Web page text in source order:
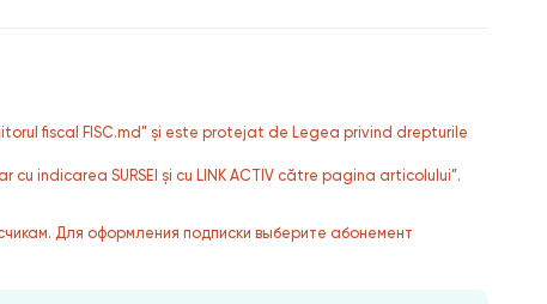
fiscal FISC.md” și este protejat de Legea privind drepturile
indicarea SURSEI și cu LINK ACTIV către pagina articolului”.
Для оформления подписки выберите абонемент